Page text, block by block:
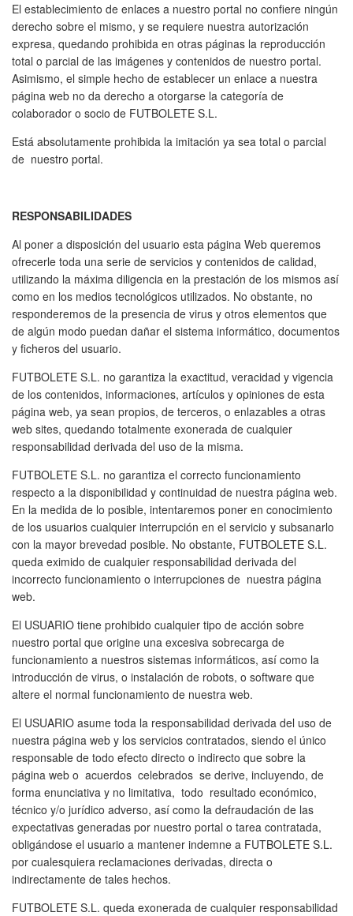
El establecimiento de enlaces a nuestro portal no confiere ningún
derecho sobre el mismo, y se requiere nuestra autorización
expresa, quedando prohibida en otras páginas la reproducción
total o parcial de las imágenes y contenidos de nuestro portal.
Asimismo, el simple hecho de establecer un enlace a nuestra
página web no da derecho a otorgarse la categoría de
colaborador o socio de FUTBOLETE S.L.
Está absolutamente prohibida la imitación ya sea total o parcial
de nuestro portal.
RESPONSABILIDADES
Al poner a disposición del usuario esta página Web queremos
ofrecerle toda una serie de servicios y contenidos de calidad,
utilizando la máxima diligencia en la prestación de los mismos así
como en los medios tecnológicos utilizados. No obstante, no
responderemos de la presencia de virus y otros elementos que
de algún modo puedan dañar el sistema informático, documentos
y ficheros del usuario.
FUTBOLETE S.L. no garantiza la exactitud, veracidad y vigencia
de los contenidos, informaciones, artículos y opiniones de esta
página web, ya sean propios, de terceros, o enlazables a otras
web sites, quedando totalmente exonerada de cualquier
responsabilidad derivada del uso de la misma.
FUTBOLETE S.L. no garantiza el correcto funcionamiento
respecto a la disponibilidad y continuidad de nuestra página web.
En la medida de lo posible, intentaremos poner en conocimiento
de los usuarios cualquier interrupción en el servicio y subsanarlo
con la mayor brevedad posible. No obstante, FUTBOLETE S.L.
queda eximido de cualquier responsabilidad derivada del
incorrecto funcionamiento o interrupciones de nuestra página
web.
El USUARIO tiene prohibido cualquier tipo de acción sobre
nuestro portal que origine una excesiva sobrecarga de
funcionamiento a nuestros sistemas informáticos, así como la
introducción de virus, o instalación de robots, o software que
altere el normal funcionamiento de nuestra web.
El USUARIO asume toda la responsabilidad derivada del uso de
nuestra página web y los servicios contratados, siendo el único
responsable de todo efecto directo o indirecto que sobre la
página web o acuerdos celebrados se derive, incluyendo, de
forma enunciativa y no limitativa, todo resultado económico,
técnico y/o jurídico adverso, así como la defraudación de las
expectativas generadas por nuestro portal o tarea contratada,
obligándose el usuario a mantener indemne a FUTBOLETE S.L.
por cualesquiera reclamaciones derivadas, directa o
indirectamente de tales hechos.
FUTBOLETE S.L. queda exonerada de cualquier responsabilidad